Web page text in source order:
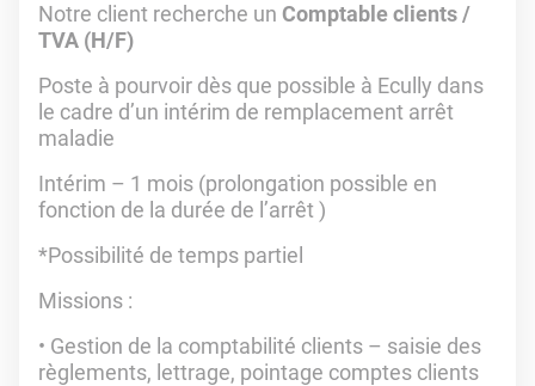
Notre client recherche un Comptable clients /
TVA (H/F)
Poste à pourvoir dès que possible à Ecully dans
le cadre d’un intérim de remplacement arrêt
maladie
Intérim – 1 mois (prolongation possible en
fonction de la durée de l’arrêt )
*Possibilité de temps partiel
Missions :
Gestion de la comptabilité clients – saisie des
règlements, lettrage, pointage comptes clients